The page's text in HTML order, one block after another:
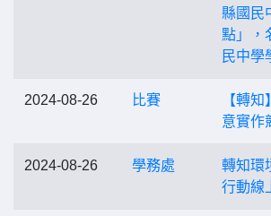
縣國民
點」，
民中學
2024-08-26 比賽
【轉
意實作
2024-08-26 學務處
轉知環
行動線